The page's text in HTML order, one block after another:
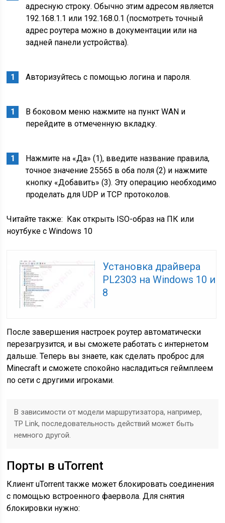
адресную строку. Обычно этим адресом является
192.168.1.1 или 192.168.0.1 (посмотреть точный
адрес роутера можно в документации или на
задней панели устройства).
Авторизуйтесь с помощью логина и пароля.
В боковом меню нажмите на пункт WAN и
перейдите в отмеченную вкладку.
Нажмите на «Да» (1), введите название правила,
точное значение 25565 в оба поля (2) и нажмите
кнопку «Добавить» (3). Эту операцию необходимо
проделать для UDP и TCP протоколов.
Читайте также: Как открыть ISO-образ на ПК или
ноутбуке с Windows 10
Установка драйвера
PL2303 на Windows 10 и
8
После завершения настроек роутер автоматически
перезагрузится, и вы сможете работать с интернетом
дальше. Теперь вы знаете, как сделать проброс для
Minecraft и сможете спокойно насладиться геймплеем
по сети с другими игроками.
В зависимости от модели маршрутизатора, например,
TP Link, последовательность действий может быть
немного другой.
Порты в uTorrent
Клиент uTorrent также может блокировать соединения
с помощью встроенного фаервола. Для снятия
блокировки нужно: